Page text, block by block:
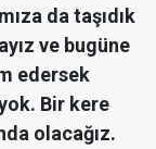
da taşıdık
ve bugüne
edersek
Bir kere
olacağız.